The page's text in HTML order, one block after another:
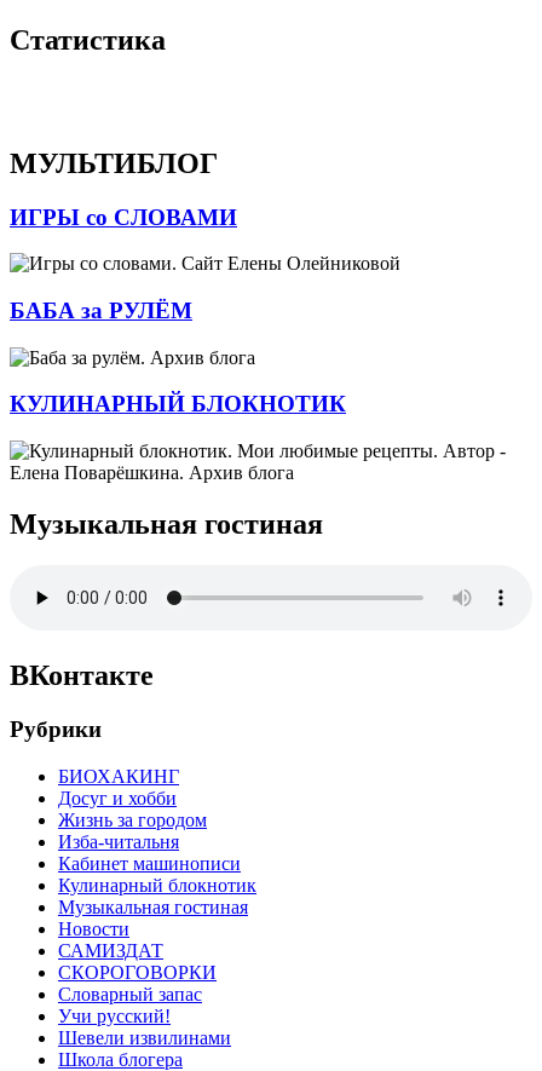
Статистика
МУЛЬТИБЛОГ
ИГРЫ со СЛОВАМИ
БАБА за РУЛЁМ
КУЛИНАРНЫЙ БЛОКНОТИК
Музыкальная гостиная
ВКонтакте
Рубрики
БИОХАКИНГ
Досуг и хобби
Жизнь за городом
Изба-читальня
Кабинет машинописи
Кулинарный блокнотик
Музыкальная гостиная
Новости
САМИЗДАТ
СКОРОГОВОРКИ
Словарный запас
Учи русский!
Шевели извилинами
Школа блогера